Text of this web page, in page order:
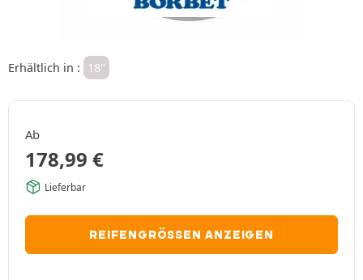
Erhältlich in : 18"
Ab
178,99 €
Lieferbar
REIFENGRÖSSEN ANZEIGEN